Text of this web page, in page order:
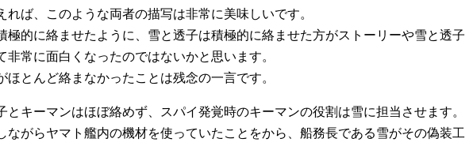
れば、このような両者の描写は非常に美味しいです。
極的に絡ませたように、雪と透子は積極的に絡ませた方がストーリーや雪と透子
非常に面白くなったのではないかと思います。
ほとんど絡まなかったことは残念の一言です。
とキーマンはほぼ絡めず、スパイ発覚時のキーマンの役割は雪に担当させます。
ながらヤマト艦内の機材を使っていたことをから、船務長である雪がその偽装工